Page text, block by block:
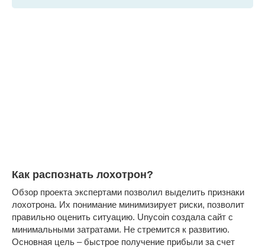
Как распознать лохотрон?
Обзор проекта экспертами позволил выделить признаки
лохотрона. Их понимание минимизирует риски, позволит
правильно оценить ситуацию. Unycoin создала сайт с
минимальными затратами. Не стремится к развитию.
Основная цель – быстрое получение прибыли за счет